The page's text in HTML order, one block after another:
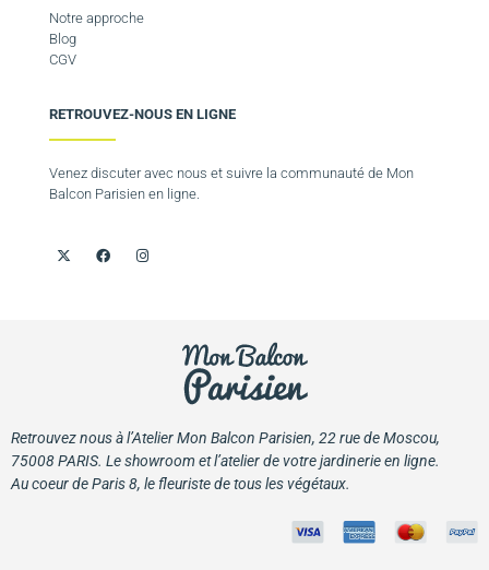
Notre approche
Blog
CGV
RETROUVEZ-NOUS EN LIGNE
Venez discuter avec nous et suivre la communauté de Mon
Balcon Parisien en ligne.
Retrouvez nous à l’Atelier Mon Balcon Parisien, 22 rue de Moscou,
75008 PARIS. Le showroom et l’atelier de votre jardinerie en ligne.
Au coeur de Paris 8, le fleuriste de tous les végétaux.